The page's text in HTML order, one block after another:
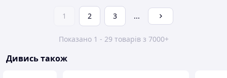
1 2 3 ...
Показано 1 - 29 товарів з 7000+
Дивись також